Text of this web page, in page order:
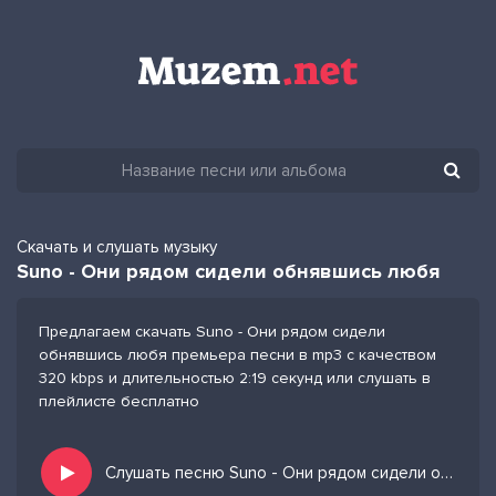
Скачать и слушать музыку
Suno - Они рядом сидели обнявшись любя
Предлагаем скачать Suno - Они рядом сидели
обнявшись любя премьера песни в mp3 с качеством
320 kbps и длительностью 2:19 секунд или слушать в
плейлисте бесплатно
Слушать песню Suno - Они рядом сидели обнявшись любя и добавить в избранных